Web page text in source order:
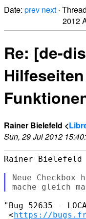
Date: prev next ·
2012
Re: [de-
Rainer Bielefeld <
Sun, 29 Jul 2012
Rainer Bielefeld
Neue
"Bug 52635 -
<https://